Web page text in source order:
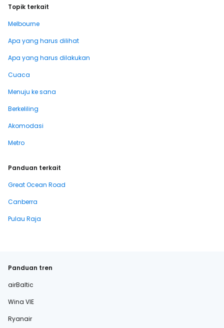
Topik terkait
Melbourne
Apa yang harus dilihat
Apa yang harus dilakukan
Cuaca
Menuju ke sana
Berkeliling
Akomodasi
Metro
Panduan terkait
Great Ocean Road
Canberra
Pulau Raja
Panduan tren
airBaltic
Wina VIE
Ryanair